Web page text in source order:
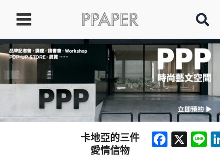
要
內
卡地亞的三件
愛情信物
X